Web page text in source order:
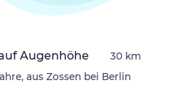
Augenhöhe
aus Zossen bei Berlin
30 km